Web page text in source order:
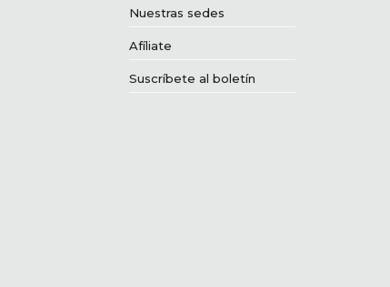
Nuestras sedes
Afíliate
Suscríbete al boletín